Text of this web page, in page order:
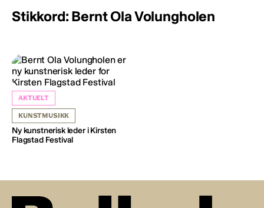
Stikkord: Bernt Ola Volungholen
AKTUELT
KUNSTMUSIKK
Ny kunstnerisk leder i Kirsten
Flagstad Festival